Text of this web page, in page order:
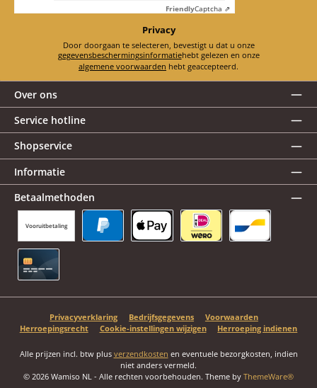
FriendlyCaptcha ⇗
Privacy
Door doorgaan te selecteren, bevestigt u dat u onze
gegevensbeschermingsinformatie
hebt gelezen en onze
algemene voorwaarden hebt geaccepteerd.
Over ons
Service hotline
Shopservice
Informatie
Betaalmethoden
Vooruitbetaling
Privacyverklaring Bedrijfsgegevens
Voorwaarden
Herroepingsrecht
Cookie-instellingen wijzigen Herroeping indienen
Alle prijzen incl. btw plus verzendkosten en eventuele bezorgkosten, indien
niet anders vermeld.
© 2026 Wamiso NL - Alle rechten voorbehouden. Theme by ThemeWare®